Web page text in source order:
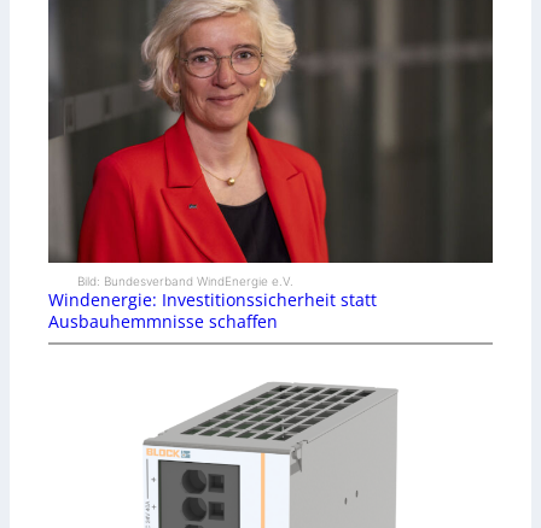
Bild: Bundesverband WindEnergie e.V.
Windenergie: Investitionssicherheit statt
Ausbauhemmnisse schaffen